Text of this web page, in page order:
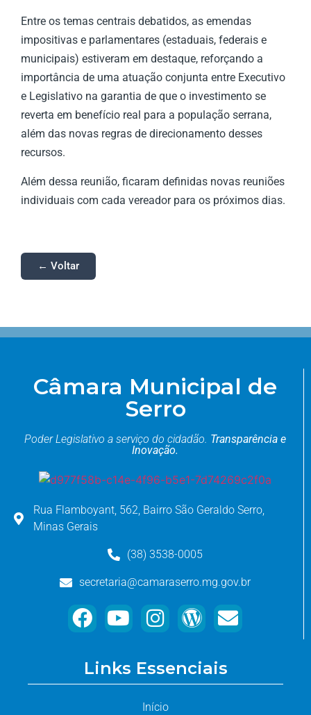
Entre os temas centrais debatidos, as emendas
impositivas e parlamentares (estaduais, federais e
municipais) estiveram em destaque, reforçando a
importância de uma atuação conjunta entre Executivo
e Legislativo na garantia de que o investimento se
reverta em benefício real para a população serrana,
além das novas regras de direcionamento desses
recursos.
Além dessa reunião, ficaram definidas novas reuniões
individuais com cada vereador para os próximos dias.
← Voltar
Câmara Municipal de
Serro
Poder Legislativo a serviço do cidadão. Transparência e
Inovação.
Rua Flamboyant, 562, Bairro São Geraldo Serro,
Minas Gerais
(38) 3538-0005
secretaria@camaraserro.mg.gov.br
Links Essenciais
Início